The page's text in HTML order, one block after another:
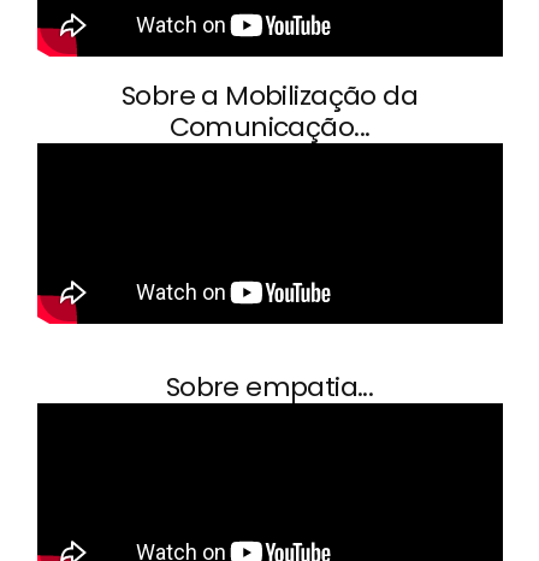
Sobre a Mobilização da
Comunicação...
Sobre empatia...